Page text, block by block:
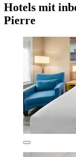
Hotels mit
Pierre